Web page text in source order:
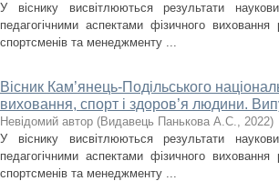
У віснику висвітлюються результати
педагогічними аспектами фізичного виховання
спортсменів та менеджменту ...
Вісник Кам’янець-Подільського
виховання, спорт і здоров’я людини.
Невідомий автор (Видавець Панькова А.С., 2022)
У віснику висвітлюються результати
педагогічними аспектами фізичного виховання
спортсменів та менеджменту ...